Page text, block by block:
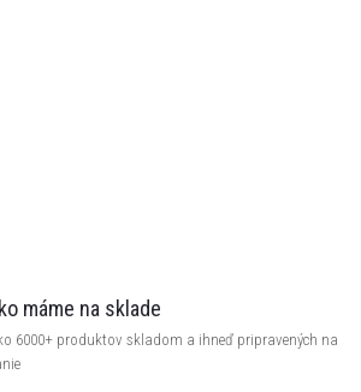
máme na sklade
6000+ produktov skladom a ihneď pripravených na